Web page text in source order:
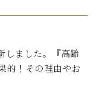
しました。『高齢
的！その理由やお